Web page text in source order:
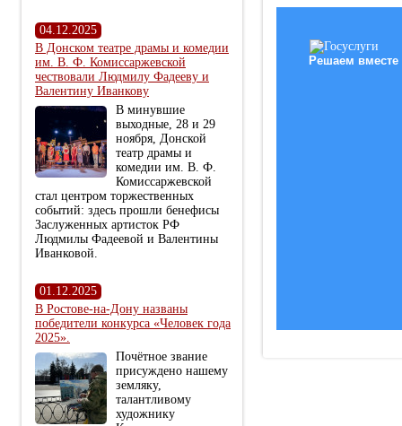
04.12.2025
В Донском театре драмы и комедии
им. В. Ф. Комиссаржевской
чествовали Людмилу Фадееву и
Валентину Иванкову
В минувшие
выходные, 28 и 29
ноября, Донской
театр драмы и
комедии им. В. Ф.
Комиссаржевской
стал центром торжественных
событий: здесь прошли бенефисы
Заслуженных артисток РФ
Людмилы Фадеевой и Валентины
Иванковой.
01.12.2025
В Ростове-на-Дону названы
победители конкурса «Человек года
2025».
Почётное звание
присуждено нашему
земляку,
талантливому
художнику
Решаем вместе